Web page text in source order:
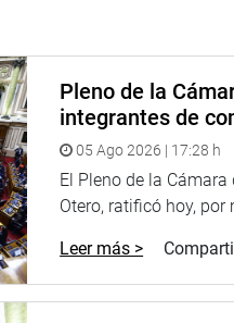
Pleno de la
integrantes de
05 Ago 2026 | 17:28 h
El Pleno de la
Otero, ratificó hoy, por
Leer más >